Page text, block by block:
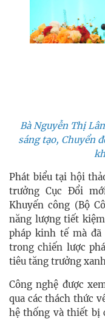
Bà Nguyễn Thị
sáng tạo, Chuyển
Phát biểu tại hội
trưởng Cục Đổi
Khuyến công (Bộ
năng lượng tiết
pháp kinh tế mà
trong chiến lược
tiêu tăng trưởng
Công nghệ được
qua các thách thức
hệ thống và thiết bị